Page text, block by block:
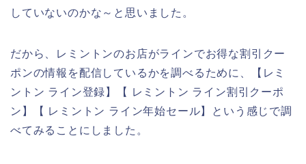
していないのかな～と思いました。
だから、レミントンのお店がラインでお得な割引クー
ポンの情報を配信しているかを調べるために、【レミ
ントン ライン登録】【 レミントン ライン割引クーポ
ン】【 レミントン ライン年始セール】という感じで調
べてみることにしました。